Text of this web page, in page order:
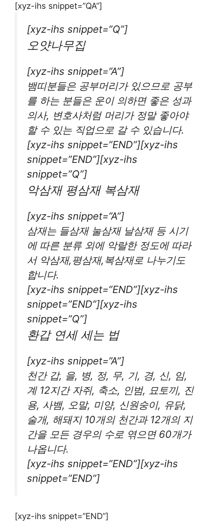
[xyz-ihs snippet=”QA”]
[xyz-ihs snippet=”Q”]
오얏나무집
[xyz-ihs snippet=”A”]
뱀띠분들은 공부머리가 있으므로 공부
를 하는 분들은 운이 의하면 좋은 성과
의사, 변호사처럼 머리가 정말 좋아야
할 수 있는 직업으로 갈 수 있습니다.
[xyz-ihs snippet=”END”][xyz-ihs
snippet=”END”][xyz-ihs
snippet=”Q”]
악삼재 평삼재 복삼재
[xyz-ihs snippet=”A”]
삼재는 들삼재 눌삼재 날삼재 등 시기
에 따른 분류 외에 악랄한 정도에 따라
서 악삼재,평삼재,복삼재로 나누기도
합니다.
[xyz-ihs snippet=”END”][xyz-ihs
snippet=”END”][xyz-ihs
snippet=”Q”]
환갑 연세 세는 법
[xyz-ihs snippet=”A”]
천간 갑, 을, 병, 정, 무, 기, 경, 신, 임,
계 12지간 자쥐, 축소, 인범, 묘토끼, 진
용, 사뱀, 오말, 미양, 신원숭이, 유닭,
술개, 해돼지 10개의 천간과 12개의 지
간을 모든 경우의 수로 엮으면 60개가
나옵니다.
[xyz-ihs snippet=”END”][xyz-ihs
snippet=”END”]
[xyz-ihs snippet=”END”]